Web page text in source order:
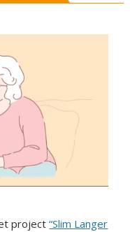
project“Slim Langer